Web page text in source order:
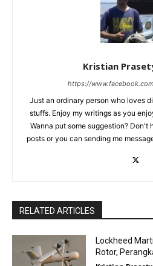
Kristian
https://
Just an ordinary person who loves
stuffs. Enjoy my writings as you
Wanna put some suggestion? Don't
posts or you can sending me
RELATED ARTICLES
Lockheed
Rotor,